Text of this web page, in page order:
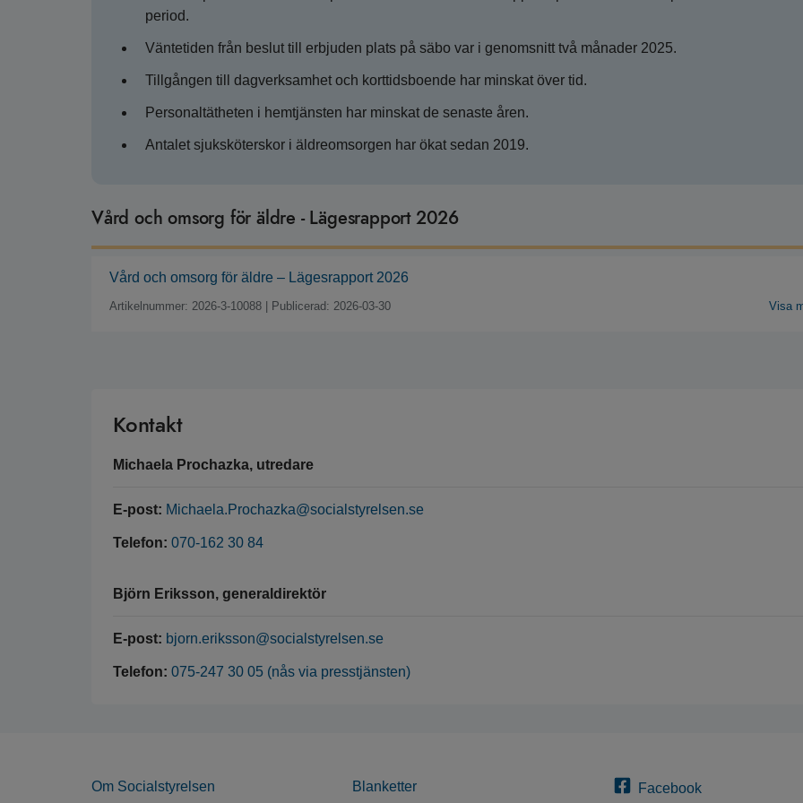
period.
Väntetiden från beslut till erbjuden plats på säbo var i genomsnitt två månader 2025.
Tillgången till dagverksamhet och korttidsboende har minskat över tid.
Personaltätheten i hemtjänsten har minskat de senaste åren.
Antalet sjuksköterskor i äldreomsorgen har ökat sedan 2019.
Vård och omsorg för äldre - Lägesrapport 2026
Vård och omsorg för äldre – Lägesrapport 2026
Artikelnummer: 2026-3-10088 Publicerad: 2026-03-30 Visa
Kontakt
Michaela Prochazka, utredare
E-post: Michaela.Prochazka@socialstyrelsen.se
Telefon: 070-162 30 84
Björn Eriksson, generaldirektör
E-post: bjorn.eriksson@socialstyrelsen.se
Telefon: 075-247 30 05 (nås via presstjänsten)
Om Socialstyrelsen Blanketter Facebook